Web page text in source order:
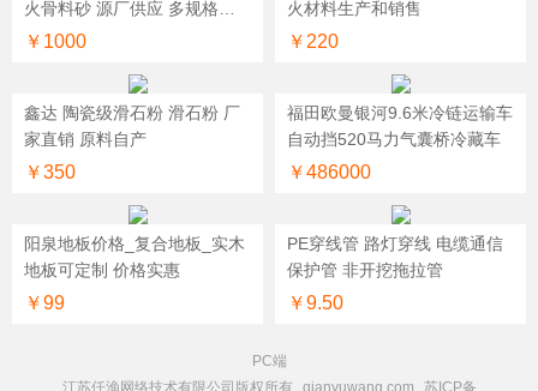
火骨料砂 源厂供应 多规格煅
烧焦宝石 定制批发
￥1000
火材料生产和销售
￥220
鑫达 陶瓷级滑石粉 滑石粉 厂
家直销 原料自产
￥350
福田欧曼银河9.6米冷链运输车
自动挡520马力气囊桥冷藏车
￥486000
阳泉地板价格_复合地板_实木
地板可定制 价格实惠
￥99
PE穿线管 路灯穿线 电缆通信
保护管 非开挖拖拉管
￥9.50
PC端
江苏仟渔网络技术有限公司版权所有 qianyuwang.com 苏ICP备